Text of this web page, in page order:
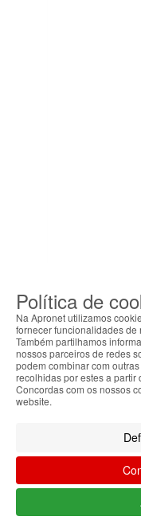
Política de
Na Apronet utilizamos
fornecer funcionalidades de
Também partilhamos
nossos parceiros de redes
podem combinar com
recolhidas por estes a partir
Concordas com os nossos
website.